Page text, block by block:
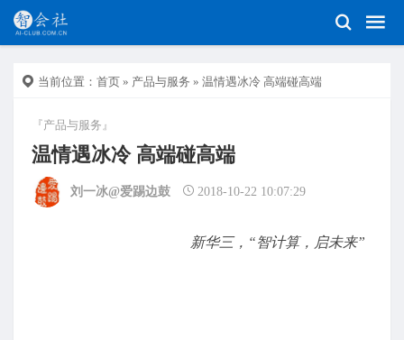
当前位置： 首页 » 产品与服务 » 温情遇冰冷 高端碰高端
『产品与服务』
温情遇冰冷 高端碰高端
刘一冰@爱踢边鼓 2018-10-22 10:07:29
新华三，“智计算，启未来”